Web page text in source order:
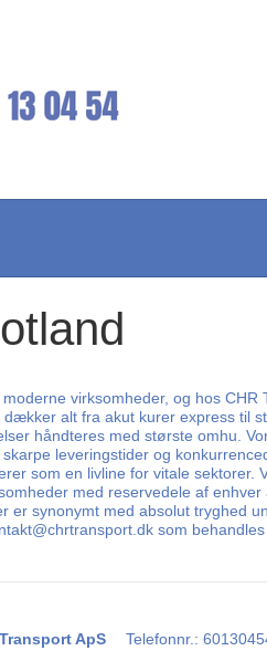
virksomheder, og hos
alt fra akut kurer express til
håndteres med største omhu.
leveringstider og
som en livline for vitale
med reservedele af
synonymt med absolut tryghed
som
ApS Telefonnr. :